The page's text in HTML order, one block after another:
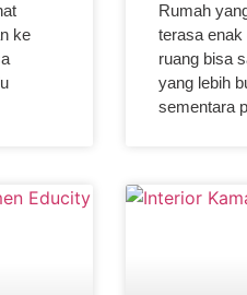
ke
Rumah
terasa enak
ruang bisa
yang lebih
sementara